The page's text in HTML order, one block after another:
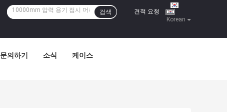
Korean
견적 요청
검색
문의하기 소식 케이스